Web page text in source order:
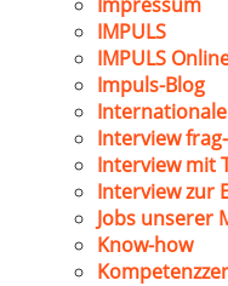
IMPULS
IMPULS
Impuls-Blog
Interview
Interview mit
Interview zur
Jobs unserer
Know-how